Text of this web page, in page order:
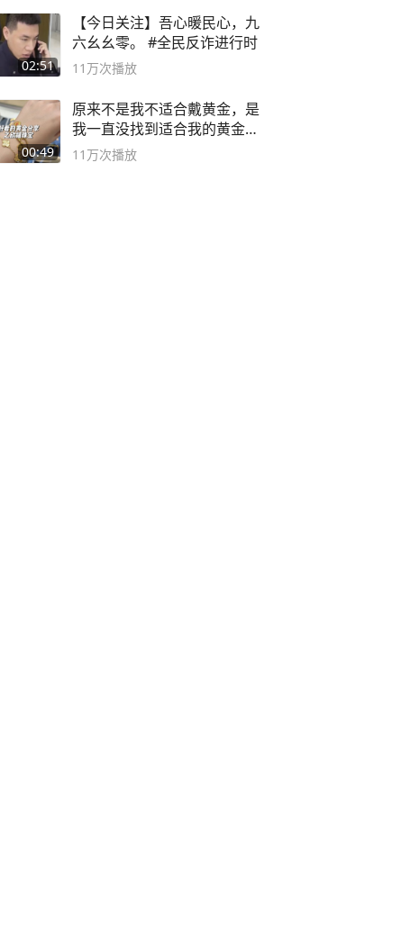
02:51
【今日关注】吾心暖民心，九
六幺幺零。 #全民反诈进行时
11万次播放
00:49
原来不是我不适合戴黄金，是
我一直没找到适合我的黄金
😭
11万次播放